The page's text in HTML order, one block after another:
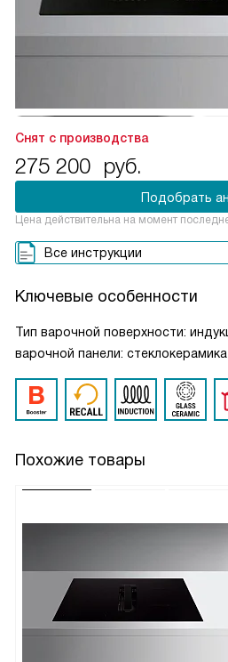
Снят с производства
275 200 руб.
Подобрать
Цена действительна на момент
Все инструкции
Ключевые особенности
Тип варочной поверхности:
варочной панели: стеклокерамика
Похожие товары